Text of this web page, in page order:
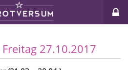
27.10.2017